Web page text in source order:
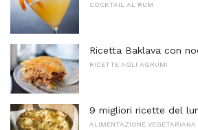
COCKTAIL AL RUM
Ricetta Baklava con
RICETTE AGLI AGRUMI
9 migliori ricette del
ALIMENTAZIONE VEGETARIANA